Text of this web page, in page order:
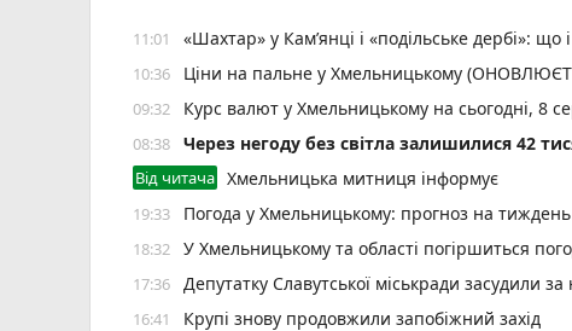
11:01 «Шахтар» у Камʼянці і «подільське дербі»:
10:36 Ціни на пальне у Хмельницькому
09:32 Курс валют у Хмельницькому на сьогодні, 8
08:38 Через негоду без світла залишилися 42
Від читача Хмельницька митниця інформує
19:33 Погода у Хмельницькому: прогноз на тиждень
18:32 У Хмельницькому та області погіршиться
17:36 Депутатку Славутської міськради засудили
16:41 Крупі знову продовжили запобіжний захід